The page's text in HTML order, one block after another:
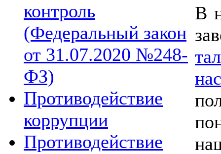
контроль
(Федеральный закон
от 31.07.2020 №248-
ФЗ)
Противодействие
коррупции
Противодействие
В